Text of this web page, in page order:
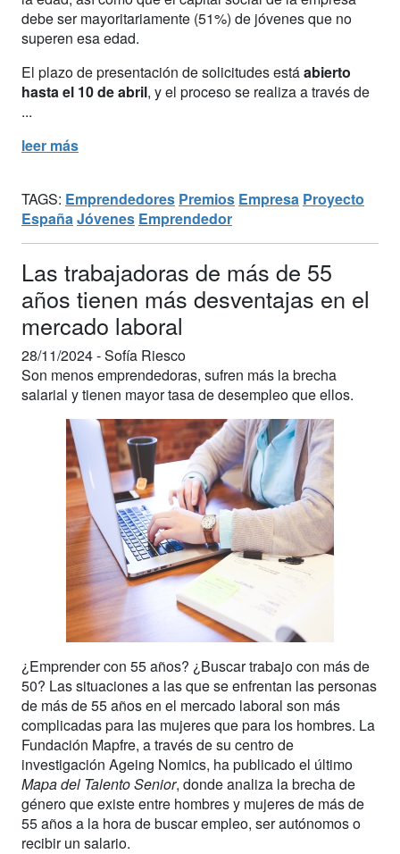
debe ser mayoritariamente (51%) de jóvenes que no
superen esa edad.
El plazo de presentación de solicitudes estáabierto
hasta el 10 de abril, y el proceso se realiza a través de
...
leer más
TAGS: Emprendedores Premios Empresa Proyecto
España Jóvenes Emprendedor
Las trabajadoras de más de 55
años tienen más desventajas en el
mercado laboral
28/11/2024 -Sofía Riesco
Son menos emprendedoras, sufren más la brecha
salarial y tienen mayor tasa de desempleo que ellos.
¿Emprender con 55 años? ¿Buscar trabajo con más de
50? Las situaciones a las que se enfrentan las personas
de más de 55 años en el mercado laboral son más
complicadas para las mujeres que para los hombres. La
Fundación Mapfre, a través de su centro de
investigación Ageing Nomics, ha publicado el último
Mapa del Talento Senior, donde analiza la brecha de
género que existe entre hombres y mujeres de más de
55 años a la hora de buscar empleo, ser autónomos o
recibir un salario.